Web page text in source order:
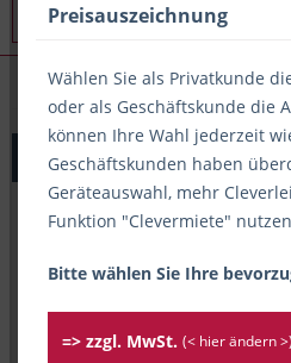
Textmarker
Textmarker Pelikan 490 orange
Preisauszeichnung
Wählen Sie als Privatkunde
oder als Geschäftskunde die
können Ihre Wahl jederzeit
Geschäftskunden haben
Geräteauswahl, mehr
Funktion "Clevermiete"
Bitte wählen Sie Ihre
=> zzgl. MwSt. (< hier ändern >)